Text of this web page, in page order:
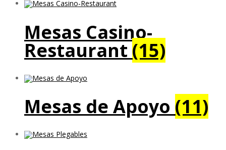
Mesas Casino-
Restaurant(15)
Mesas de Apoyo (11)